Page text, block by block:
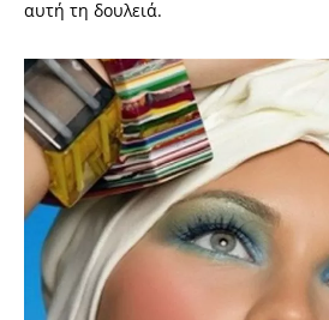
αυτή τη δουλειά.